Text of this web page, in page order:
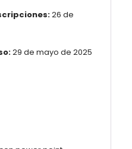
26 de
29 de mayo de 2025